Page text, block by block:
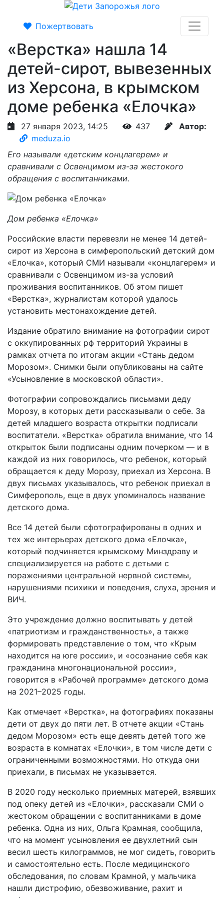
Пожертвовать
«Верстка» нашла 14
детей-сирот, вывезенных
из Херсона, в крымском
доме ребенка «Елочка»
27 января 2023, 14:25 437
Автор:
meduza.io
Его называли «детским концлагерем» и
сравнивали с Освенцимом из-за жестокого
обращения с воспитанниками.
Дом ребенка «Елочка»
Российские власти перевезли не менее 14 детей-
сирот из Херсона в симферопольский детский дом
«Елочка», который СМИ называли «концлагерем» и
сравнивали с Освенцимом из-за условий
проживания воспитанников. Об этом пишет
«Верстка», журналистам которой удалось
установить местонахождение детей.
Издание обратило внимание на фотографии сирот
с оккупированных рф территорий Украины в
рамках отчета по итогам акции «Стань дедом
Морозом». Снимки были опубликованы на сайте
«Усыновление в московской области».
Фотографии сопровождались письмами деду
Морозу, в которых дети рассказывали о себе. За
детей младшего возраста открытки подписали
воспитатели. «Верстка» обратила внимание, что 14
открыток были подписаны одним почерком — и в
каждой из них говорилось, что ребенок, который
обращается к деду Морозу, приехал из Херсона. В
двух письмах указывалось, что ребенок приехал в
Симферополь, еще в двух упоминалось название
детского дома.
Все 14 детей были сфотографированы в одних и
тех же интерьерах детского дома «Елочка»,
который подчиняется крымскому Минздраву и
специализируется на работе с детьми с
поражениями центральной нервной системы,
нарушениями психики и поведения, слуха, зрения и
ВИЧ.
Это учреждение должно воспитывать у детей
«патриотизм и гражданственность», а также
формировать представление о том, что «Крым
находится на юге россии», и «осознание себя как
гражданина многонациональной россии»,
говорится в «Рабочей программе» детского дома
на 2021–2025 годы.
Как отмечает «Верстка», на фотографиях показаны
дети от двух до пяти лет. В отчете акции «Стань
дедом Морозом» есть еще девять детей того же
возраста в комнатах «Елочки», в том числе дети с
ограниченными возможностями. Но откуда они
приехали, в письмах не указывается.
В 2020 году несколько приемных матерей, взявших
под опеку детей из «Елочки», рассказали СМИ о
жестоком обращении с воспитанниками в доме
ребенка. Одна из них, Ольга Крамная, сообщила,
что на момент усыновления ее двухлетний сын
весил шесть килограммов, не мог сидеть, говорить
и самостоятельно есть. После медицинского
обследования, по словам Крамной, у мальчика
нашли дистрофию, обезвоживание, рахит и